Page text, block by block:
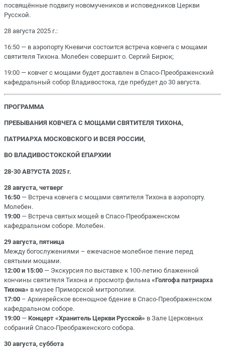
посвящённые подвигу новомучеников и исповедников Церкви
Русской.
28 августа 2025 г.:
16:50 — в аэропорту Кневичи состоится встреча ковчега с мощами
святителя Тихона. Молебен совершит о. Сергий Бирюк;
19:00 — ковчег с мощами будет доставлен в Спасо-Преображенский
кафедральный собор Владивостока, где пребудет до 30 августа.
ПPOГPAMMA
ПРЕБЫВАНИЯ КОВЧЕГА С МОЩАМИ СВЯТИТЕЛЯ TИXOHA,
ПATPИAPXA MOCКОBСКOГO И BCEЯ POCCИИ,
ВО ВЛАДИBОСTOKCKOЙ EПAPXИИ
28-30 AB?УCTA 2025 r.
28 августа, четверг
16:50 — Встреча ковчега с мощами святителя Тихона в аэропорту.
Молебен.
19:00 — Встреча святых мощей в Спасо-Преображенском
кафедральном соборе. Молебен.
29 августа, пятница
Между богослужениями – ежечасное мoлeбное пение перед
святыми мощами.
12:00 и 15:00 — Экскурсия по выставке к 100-летию блаженной
кончины святителя Тихона и просмотр фильма «Голгофа патриарха
Тихона» в музее Приморской митрополии.
17:00 – Архиерейское всенощное бдение в Спасо-Преображенском
кафедральном соборе.
19:00 — Концерт «Хранитель Церкви Русской» в Зале Церковных
собраний Спасо-Преображенского собора.
30 августа, суббота